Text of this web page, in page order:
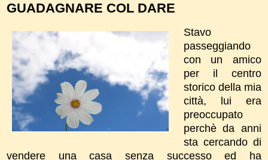
GUADAGNARE COL DARE
Stavo
passeggiando
con un amico
per il centro
storico della mia
città, lui era
preoccupato
perchè da anni
sta cercando di
vendere una casa senza successo ed ha